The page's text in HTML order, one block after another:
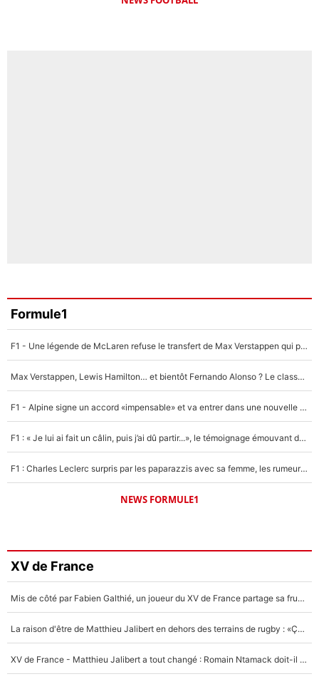
Formule1
F1 - Une légende de McLaren refuse le transfert de Max Verstappen qui pourrait «faire des vagues» et plomber l'ambiance dans l'équipe
Max Verstappen, Lewis Hamilton… et bientôt Fernando Alonso ? Le classement des pilotes les mieux payés en Formule 1 risque de changer !
F1 - Alpine signe un accord «impensable» et va entrer dans une nouvelle dimension : Grande nouvelle pour Pierre Gasly !
F1 : « Je lui ai fait un câlin, puis j’ai dû partir...», le témoignage émouvant de Max Verstappen sur sa fille
F1 : Charles Leclerc surpris par les paparazzis avec sa femme, les rumeurs étaient vraies !
NEWS FORMULE1
XV de France
Mis de côté par Fabien Galthié, un joueur du XV de France partage sa frustration : «ils ne me l’ont pas dit tout de suite»
La raison d'être de Matthieu Jalibert en dehors des terrains de rugby : «Ça m'atteint autant que si tu touches à un membre de ma famille»
XV de France - Matthieu Jalibert a tout changé : Romain Ntamack doit-il s’inquiéter pour sa place à un an de la Coupe du monde ?